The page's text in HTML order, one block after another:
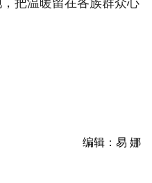
把温暖留在各族群众心
编辑：易 娜